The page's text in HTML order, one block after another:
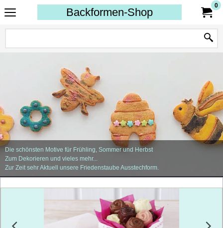
Backformen-Shop
0
Die schönsten Motive für Frühling, Sommer und Herbst
Zum Dekorieren und vieles mehr...
Zur Zeit sehr Aktuell unsere Friedenstaube Ausstechform.